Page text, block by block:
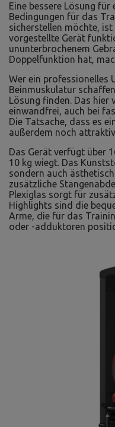
Eine bessere Lösung
Bedingungen für das
sicherstellen möchte,
vorgestellte Gerät
ununterbrochenem
Doppelfunktion hat,
Wer ein professionelles
Beinmuskulatur
Lösung finden. Das
einwandfrei, auch bei
Die Tatsache, dass es
außerdem noch
Das Gerät verfügt über
10 kg wiegt. Das
sondern auch
zusätzliche
Plexiglas sorgt für
Highlights sind die
Arme, die für das
oder -adduktoren